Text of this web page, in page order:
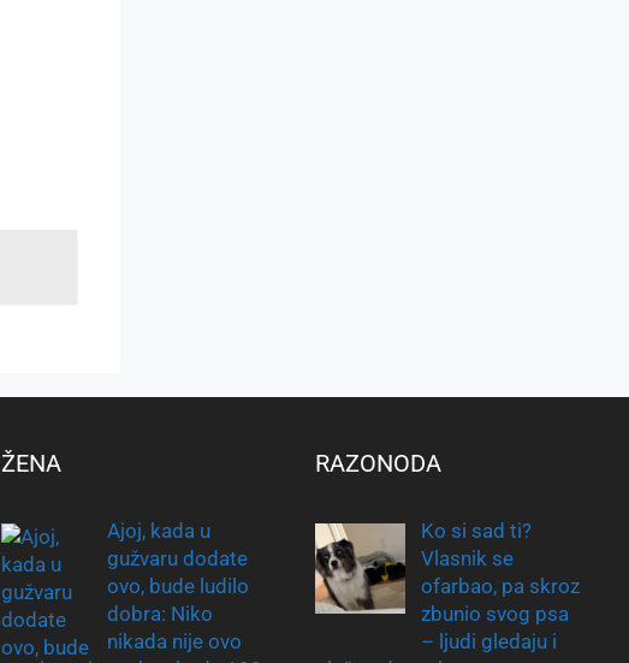
ŽENA
Ajoj, kada u
gužvaru dodate
ovo, bude ludilo
dobra: Niko
nikada nije ovo
RAZONODA
Ko si sad ti?
Vlasnik se
ofarbao, pa skroz
zbunio svog psa
– ljudi gledaju i